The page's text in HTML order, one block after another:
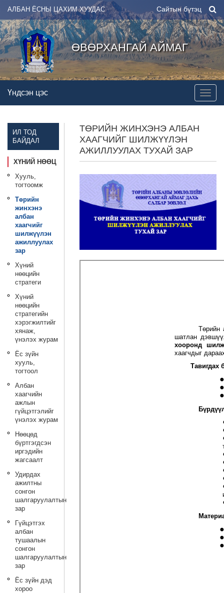
АЛБАН ЁСНЫ ЦАХИМ ХУУДАС Сайтын бүтэц
ӨВӨРХАНГАЙ АЙМАГ
Үндсэн цэс
ИЛ ТОД
БАЙДАЛ
ХҮНИЙ НӨӨЦ
Хууль,
тогтоомж
Төрийн
жинхэнэ
албан
хаагчийг
шилжүүлэн
ажиллуулах
зар
Хүний
нөөцийн
стратеги
Хүний
нөөцийн
стратегийн
хэрэгжилтийг
хянаж,
үнэлэх журам
Ёс зүйн
хууль,
тогтоол
Албан
хаагчийн
ажлын
гүйцэтгэлийг
үнэлэх журам
Нөөцөд
бүртгэгдсэн
иргэдийн
жагсаалт
Удирдах
ажилтны
сонгон
шалгаруулалтын
зар
Гүйцэтгэх
албан
тушаалын
сонгон
шалгаруулалтын
зар
Ёс зүйн дэд
хороо
ТӨРИЙН ЖИНХЭНЭ АЛБАН
ХААГЧИЙГ ШИЛЖҮҮЛЭН
АЖИЛЛУУЛАХ ТУХАЙ ЗАР